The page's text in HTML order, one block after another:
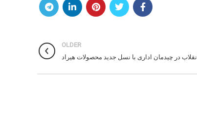
OLDER
در چیدمان اداری با نسل جدید محصولات هیراد